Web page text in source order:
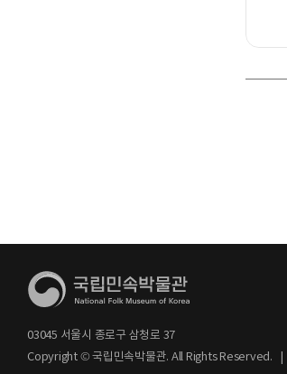
03045 서울시 종로구 삼청로 37
Copyright © 국립민속박물관. All Rights Reserved.
|